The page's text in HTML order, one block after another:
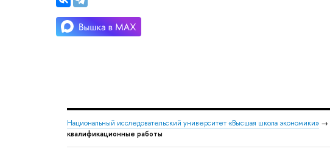
Национальный исследовательский университет «Высшая школа экономики» →
квалификационные работы